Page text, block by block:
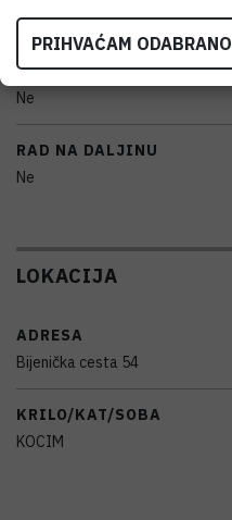
Snijders
PRENOSIVOST
Ne
RAD NA DALJINU
Ne
LOKACIJA
ADRESA
Bijenička cesta 54
KRILO/KAT/SOBA
KOCIM
PRIHVAĆAM ODABRANO